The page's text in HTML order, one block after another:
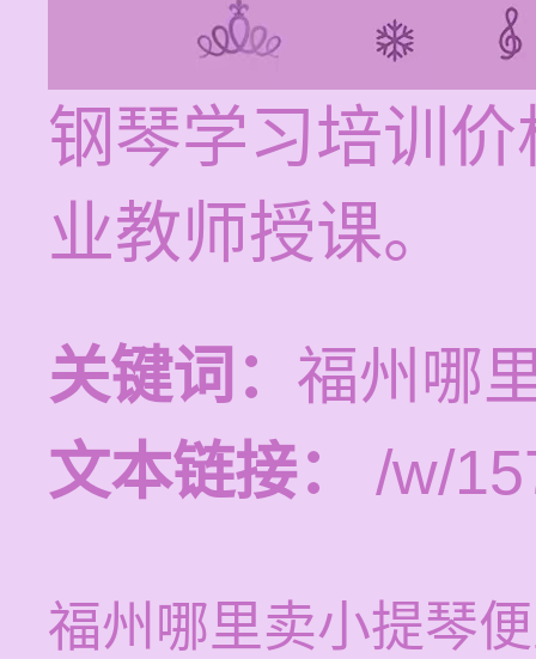
钢琴学习培训
业教师授课。
关键词： 福州哪
文本链接：
/w/
福州哪里卖小提琴